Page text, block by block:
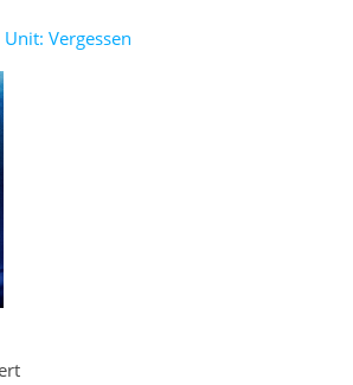
Unit: Vergessen